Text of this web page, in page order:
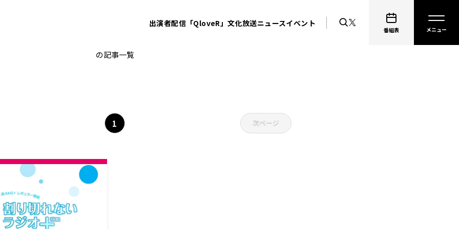
出演者配信「QloveR」文化放送ニュースイベント
番組表
の記事一覧
1 次ページ